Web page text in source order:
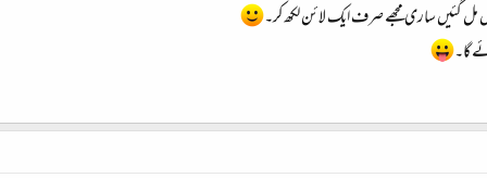
مل گئیں ساری مجھے صرف ایک لائن لکھ کر۔
گا۔